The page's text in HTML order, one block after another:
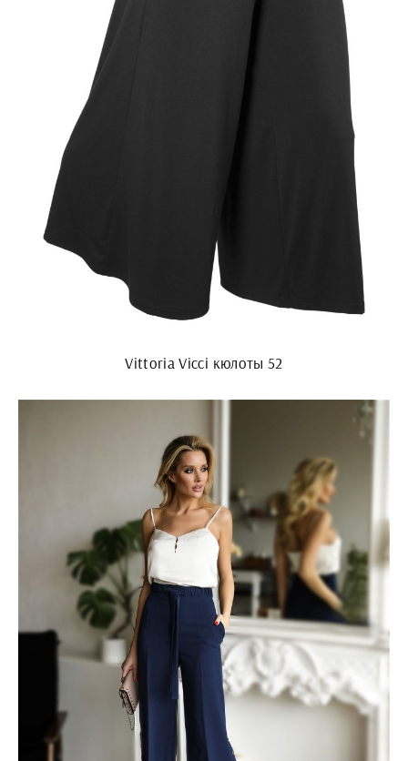
Vittoria Vicci кюлоты 52